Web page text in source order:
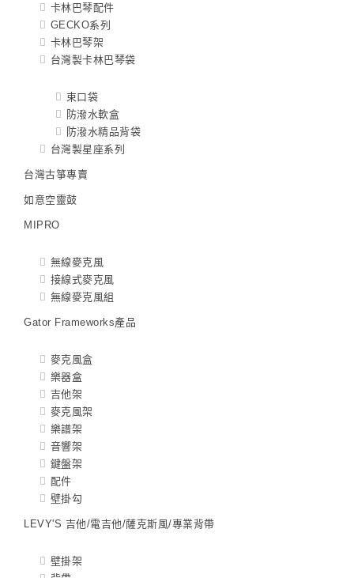
卡林巴琴配件
GECKO系列
卡林巴琴架
台灣製卡林巴琴袋
束口袋
防潑水軟盒
防潑水精品背袋
台灣製星座系列
台灣古箏專賣
如意空靈鼓
MIPRO
無線麥克風
接線式麥克風
無線麥克風組
Gator Frameworks產品
麥克風盒
樂器盒
吉他架
麥克風架
樂譜架
音響架
鍵盤架
配件
壁掛勾
LEVY'S 吉他/電吉他/薩克斯風/專業背帶
壁掛架